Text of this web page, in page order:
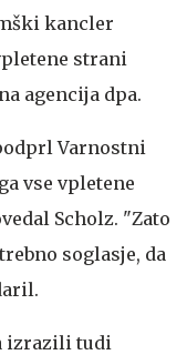
kancler
strani
agencija dpa.
Varnostni
vse vpletene
Scholz. "Zato
soglasje, da
izrazili tudi